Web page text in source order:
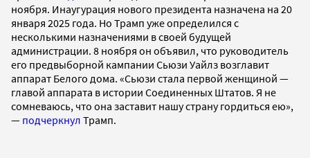
ноября. Инаугурация нового президента назначена на 20
января 2025 года. Но Трамп уже определился с
несколькими назначениями в своей будущей
администрации. 8 ноября он объявил, что руководитель
его предвыборной кампании Сьюзи Уайлз возглавит
аппарат Белого дома. «Сьюзи стала первой женщиной —
главой аппарата в истории Соединенных Штатов. Я не
сомневаюсь, что она заставит нашу страну гордиться ею»,
— подчеркнул Трамп.